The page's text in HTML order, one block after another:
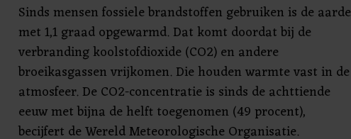
Sinds mensen fossiele brandstoffen gebruiken is de aarde
met 1,1 graad opgewarmd. Dat komt doordat bij de
verbranding koolstofdioxide (CO2) en andere
broeikasgassen vrijkomen. Die houden warmte vast in de
atmosfeer. De CO2-concentratie is sinds de achttiende
eeuw met bijna de helft toegenomen (49 procent),
becijfert de Wereld Meteorologische Organisatie.